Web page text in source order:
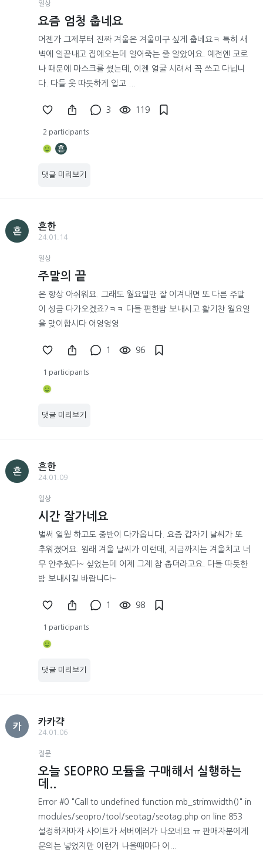
일상
요즘 엄청 춥네요
어젠가 그제부터 진짜 겨울은 겨울이구 싶게 춥네요ㅋ 특히 새
벽에 일끝내고 집에오는데 얼어죽는 줄 알았어요. 예전엔 코로
나 때문에 마스크를 썼는데, 이젠 얼굴 시려서 꼭 쓰고 다닙니
다. 다들 옷 따듯하게 입고 ...
3 119
2 participants
흔
댓글 미리보기
흔
흔한
24.01.14
일상
주말의 끝
은 항상 아쉬워요. 그래도 월요일만 잘 이겨내면 또 다른 주말
이 성큼 다가오겠죠?ㅋㅋ 다들 편한밤 보내시고 활기찬 월요일
을 맞이합시다 어엉엉엉
1 96
1 participants
댓글 미리보기
흔
흔한
24.01.09
일상
시간 잘가네요
벌써 일월 하고도 중반이 다가옵니다. 요즘 갑자기 날씨가 또
추워졌어요. 원래 겨울 날씨가 이런데, 지금까지는 겨울치고 너
무 안추웠다~ 싶었는데 어제 그제 참 춥더라고요. 다들 따듯한
밤 보내시길 바랍니다~
1 98
1 participants
댓글 미리보기
카
카카갹
24.01.06
질문
오늘 SEOPRO 모듈을 구매해서 실행하는
데..
Error #0 "Call to undefined function mb_strimwidth()" in
modules/seopro/tool/seotag/seotag.php on line 853
설정하자마자 사이트가 서버에러가 나오네요 ㅠ 판매자분에게
문의는 넣었지만 이런거 나올때마다 어...